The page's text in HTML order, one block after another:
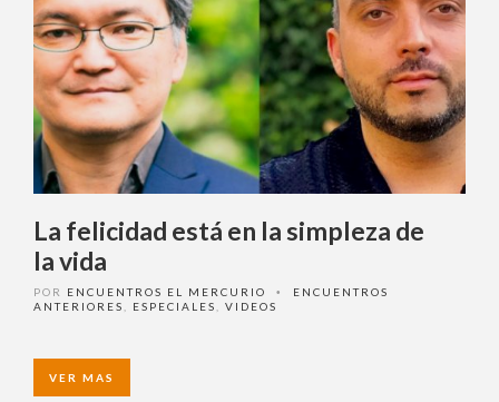
La felicidad está en la simpleza de
la vida
POR ENCUENTROS EL MERCURIO •
ENCUENTROS
ANTERIORES
ESPECIALES VIDEOS
VER MAS